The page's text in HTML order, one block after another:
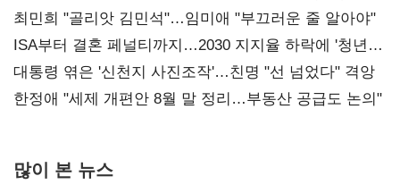
최민희 "골리앗 김민석"…임미애 "부끄러운 줄 알아야"
ISA부터 결혼 페널티까지…2030 지지율 하락에 '청년
챙기기'
대통령 엮은 '신천지 사진조작'…친명 "선 넘었다" 격앙
한정애 "세제 개편안 8월 말 정리…부동산 공급도 논의"
많이 본 뉴스